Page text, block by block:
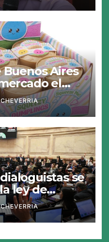
Aires
el
un
se
ley de
jaque su
Senado